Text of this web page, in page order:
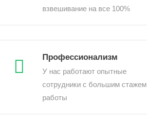
взвешивание на все 100%
Профессионализм
У нас работают опытные
сотрудники с большим стажем
работы